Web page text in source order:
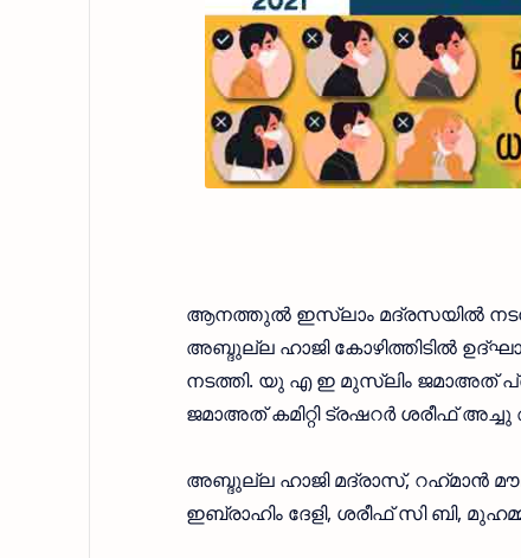
ആനത്തുൽ ഇസ്ലാം മദ്രസയിൽ
അബ്ദുല്ല ഹാജി കോഴിത്തിടിൽ
നടത്തി. യു എ ഇ മുസ്ലിം ജമാഅത്
ജമാഅത് കമിറ്റി ട്രഷറർ ശരീഫ്
അബ്ദുല്ല ഹാജി മദ്രാസ്, റഹ്‌മാൻ
ഇബ്രാഹിം ദേളി, ശരീഫ് സി ബി,